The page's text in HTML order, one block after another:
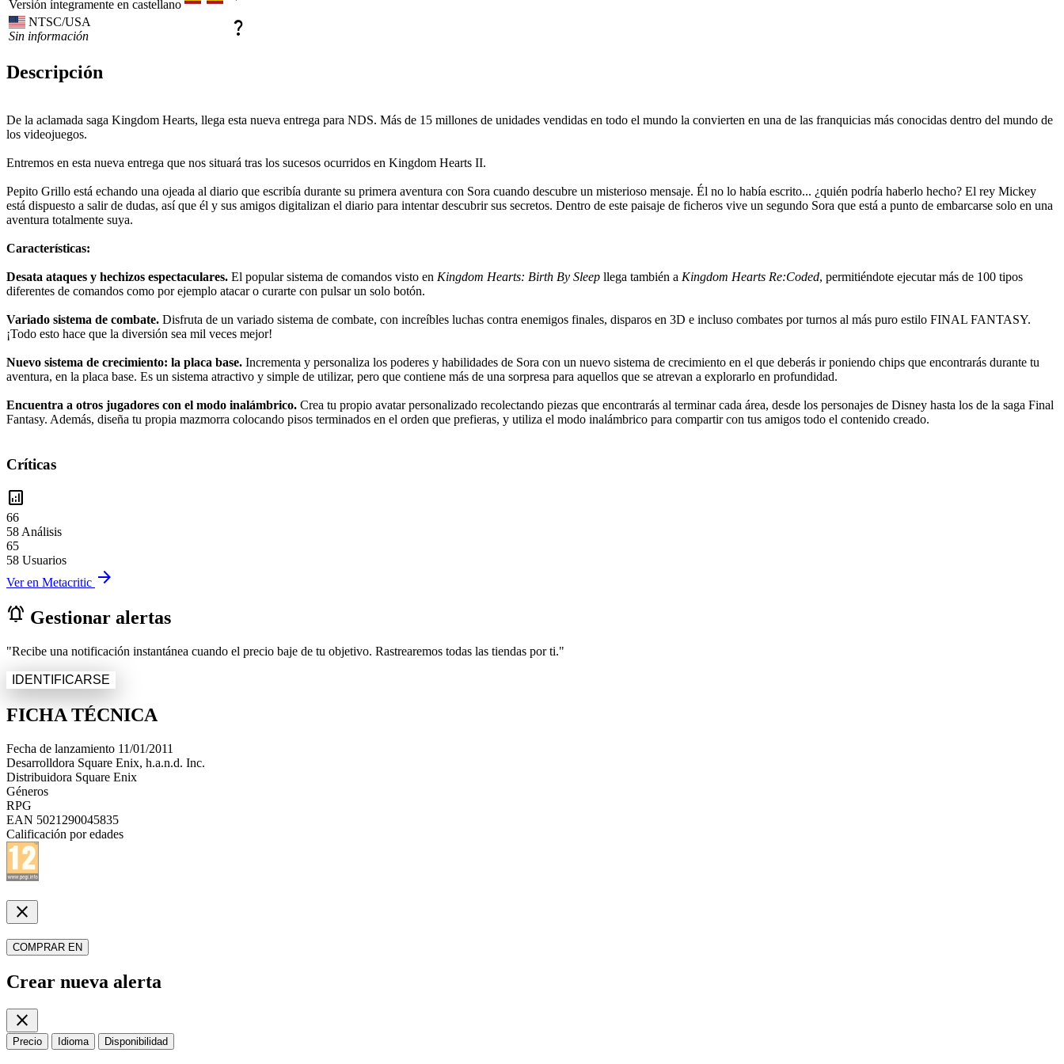
Versión íntegramente en castellano
NTSC/USA
Sin información
question_mark
Descripción
De la aclamada saga Kingdom Hearts, llega esta nueva entrega para NDS. Más de 15 millones de unidades vendidas en todo el mundo la convierten en una de las franquicias más conocidas dentro del mundo de
los videojuegos.
Entremos en esta nueva entrega que nos situará tras los sucesos ocurridos en Kingdom Hearts II.
Pepito Grillo está echando una ojeada al diario que escribía durante su primera aventura con Sora cuando descubre un misterioso mensaje. Él no lo había escrito... ¿quién podría haberlo hecho? El rey Mickey
está dispuesto a salir de dudas, así que él y sus amigos digitalizan el diario para intentar descubrir sus secretos. Dentro de este paisaje de ficheros vive un segundo Sora que está a punto de embarcarse solo en una
aventura totalmente suya.
Características:
Desata ataques y hechizos espectaculares. El popular sistema de comandos visto en Kingdom Hearts: Birth By Sleep llega también a Kingdom Hearts Re:Coded, permitiéndote ejecutar más de 100 tipos
diferentes de comandos como por ejemplo atacar o curarte con pulsar un solo botón.
Variado sistema de combate. Disfruta de un variado sistema de combate, con increíbles luchas contra enemigos finales, disparos en 3D e incluso combates por turnos al más puro estilo FINAL FANTASY.
¡Todo esto hace que la diversión sea mil veces mejor!
Nuevo sistema de crecimiento: la placa base. Incrementa y personaliza los poderes y habilidades de Sora con un nuevo sistema de crecimiento en el que deberás ir poniendo chips que encontrarás durante tu
aventura, en la placa base. Es un sistema atractivo y simple de utilizar, pero que contiene más de una sorpresa para aquellos que se atrevan a explorarlo en profundidad.
Encuentra a otros jugadores con el modo inalámbrico. Crea tu propio avatar personalizado recolectando piezas que encontrarás al terminar cada área, desde los personajes de Disney hasta los de la saga Final
Fantasy. Además, diseña tu propia mazmorra colocando pisos terminados en el orden que prefieras, y utiliza el modo inalámbrico para compartir con tus amigos todo el contenido creado.
Críticas
analytics
66
58 Análisis
65
58 Usuarios
Ver en Metacritic arrow_forward
notifications_active Gestionar alertas
"Recibe una notificación instantánea cuando el precio baje de tu objetivo. Rastrearemos todas las tiendas por ti."
IDENTIFICARSE
FICHA TÉCNICA
Fecha de lanzamiento 11/01/2011
Desarrolldora Square Enix, h.a.n.d. Inc.
Distribuidora Square Enix
Géneros
RPG
EAN 5021290045835
Calificación por edades
close
COMPRAR EN
Crear nueva alerta
close
Precio Idioma Disponibilidad